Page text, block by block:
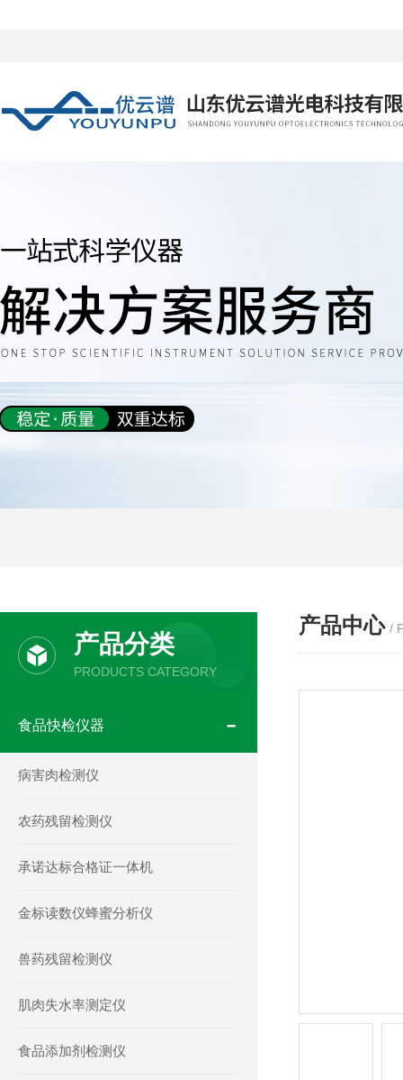
产品中心 /
产品分类
PRODUCTS CATEGORY
食品快检仪器
病害肉检测仪
农药残留检测仪
承诺达标合格证一体机
金标读数仪蜂蜜分析仪
兽药残留检测仪
肌肉失水率测定仪
食品添加剂检测仪